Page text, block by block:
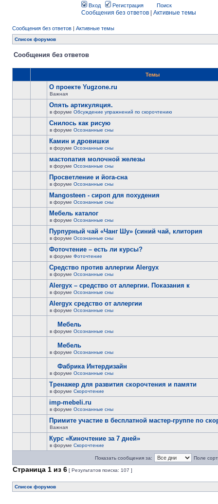
Вход Регистрация Поиск
Сообщения без ответов Активные темы
Сообщения без ответов | Активные темы
Список форумов
Сообщения без ответов
Темы
О проекте Yugzone.ru
Важная
Опять артикуляция.
в форуме Обсуждение упражнений по скорочтению
Снилось как рисую
в форуме Осознанные сны
Камин и дровишки
в форуме Осознанные сны
мастопатия молочной железы
в форуме Осознанные сны
Просветление и йога-сна
в форуме Осознанные сны
Mangosteen - сироп для похудения
в форуме Осознанные сны
Мебель каталог
в форуме Осознанные сны
Пурпурный чай «Чанг Шу» (синий чай, клитория
в форуме Осознанные сны
Фоточтение – есть ли курсы?
в форуме Фоточтение
Cредство против аллергии Alergyx
в форуме Осознанные сны
Alergyx – средство от аллергии. Показания к
в форуме Осознанные сны
Alergyx средство от аллергии
в форуме Осознанные сны
Мебель
в форуме Осознанные сны
Мебель
в форуме Осознанные сны
Фабрика Интердизайн
в форуме Осознанные сны
Тренажер для развития скорочтения и памяти
в форуме Скорочтение
imp-mebeli.ru
в форуме Осознанные сны
Примите участие в бесплатной мастер-группе по
Важная
Курс «Киночтение за 7 дней»
в форуме Скорочтение
Показать сообщения за: Поле
Страница 1 из 6 [ Результатов поиска: 107 ]
Список форумов